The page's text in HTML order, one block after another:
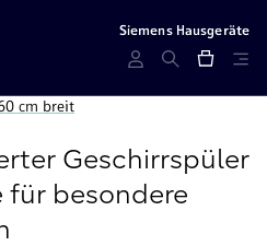
Siemens Hausgeräte
cm breit
Geschirrspüler
für besondere